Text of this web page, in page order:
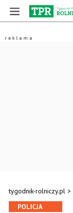
tygodnik-rolniczy.pl >
POLICJA